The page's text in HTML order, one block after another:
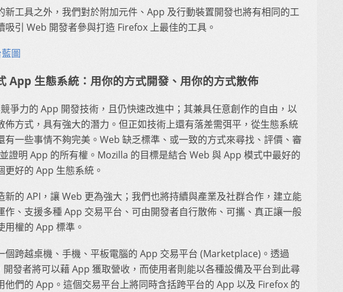
新工具之外，我們對於附加元件、App 及行動裝置開發也將有相同的工
吸引 Web 開發者參與打造 Firefox 上最佳的工具。
圖
App 生態系統：用你的方式開發、用你的方式散佈
爭力的 App 開發技術，且仍快速改進中；其兼具任意創作的自由，以
佈方式，具有強大的潛力。但正如技術上還有落差需弭平，從生態系統
有一些事情不夠完美。Web 缺乏標準、或一致的方式來尋找、評價、審
證明 App 的所有權。Mozilla 的目標是結合 Web 與 App 模式中最好的
更好的 App 生態系統。
新的 API，讓 Web 更為強大；我們也將持續與產業及社群合作，建立能
作、支援多種 App 交易平台、可由開發者自行散佈、可攜、真正讓一般
用權的 App 標準。
個跨越桌機、手機、平板電腦的 App 交易平台 (Marketplace)。透過
發者將可以藉 App 獲取營收，而使用者則能以各種設備及平台到此尋
他們的 App。這個交易平台上將同時含括跨平台的 App 以及 Firefox 的